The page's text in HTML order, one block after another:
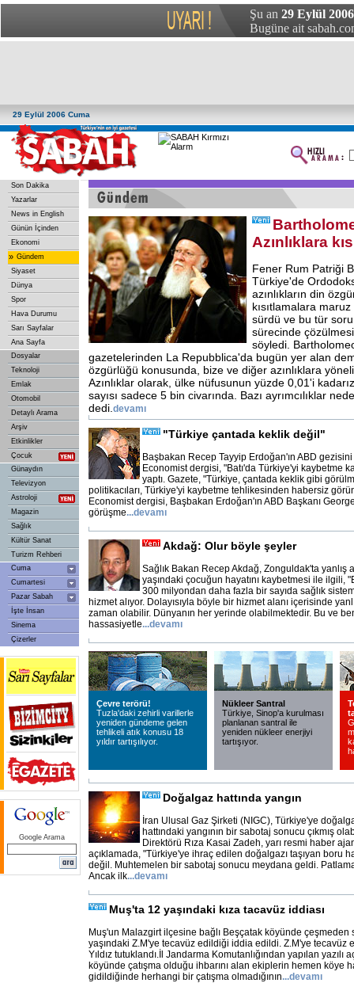
Şu an 29 Eylül
Bugüne ait
29 Eylül 2006 Cuma
Son Dakika
Yazarlar
News in English
Günün İçinden
Ekonomi
» Gündem
Siyaset
Dünya
Spor
Hava Durumu
Sarı Sayfalar
Ana Sayfa
Dosyalar
Teknoloji
Emlak
Otomobil
Detaylı Arama
Arşiv
Etkinlikler
Çocuk
Günaydın
Televizyon
Astroloji
Magazin
Sağlık
Kültür Sanat
Turizm Rehberi
Cuma
Cumartesi
Pazar Sabah
İşte İnsan
Sinema
Çizerler
Google Arama
Azınlıklara
Fener Rum Patriği
Türkiye'de
azınlıkların din
kısıtlamalara maruz
sürdü ve bu tür
sürecinde
söyledi.
gazetelerinden La Repubblica'da bugün yer alan
özgürlüğü konusunda, bize ve diğer azınlıklara
Azınlıklar olarak, ülke nüfusunun yüzde 0,01'i
sayısı sadece 5 bin civarında. Bazı ayrımcılıklar
dedi. devamı
"Türkiye çantada keklik değil"
Başbakan Recep Tayyip Erdoğan'ın ABD
Economist dergisi, "Batı'da Türkiye'yi kaybetme
yaptı. Gazete, "Türkiye, çantada keklik gibi
politikacıları, Türkiye'yi kaybetme tehlikesinden habersiz
Economist dergisi, Başbakan Erdoğan'ın ABD Başkanı
görüşme...devamı
Akdağ: Olur böyle şeyler
Sağlık Bakan Recep Akdağ, Zonguldak'ta yanlış
yaşındaki çocuğun hayatını kaybetmesi ile ilgili,
300 milyondan daha fazla bir sayıda sağlık
hizmet alıyor. Dolayısıyla böyle bir hizmet alanı içerisinde
zaman olabilir. Dünyanın her yerinde olabilmektedir. Bu ve
hassasiyetle...devamı
Çevre terörü!
Tuzla'daki zehirli varillerle
yeniden gündeme gelen
tehlikeli atık konusu 18
yıldır tartışılıyor.
Nükleer Santral
Türkiye, Sinop'a kurulması
planlanan santral ile
yeniden nükleer enerjiyi
tartışıyor.
Doğalgaz hattında yangın
İran Ulusal Gaz Şirketi (NIGC), Türkiye'ye
hattındaki yangının bir sabotaj sonucu çıkmış
Direktörü Rıza Kasai Zadeh, yarı resmi haber
açıklamada, "Türkiye'ye ihraç edilen doğalgazı taşıyan boru
değil. Muhtemelen bir sabotaj sonucu meydana geldi.
Ancak ilk...devamı
Muş'ta 12 yaşındaki kıza tacavüz iddiası
Muş'un Malazgirt ilçesine bağlı Beşçatak köyünde
yaşındaki Z.M'ye tecavüz edildiği iddia edildi. Z.M'ye tecavüz
Yıldız tutuklandı.İl Jandarma Komutanlığından yapılan yazılı
köyünde çatışma olduğu ihbarını alan ekiplerin hemen köye
gidildiğinde herhangi bir çatışma olmadığının...devamı